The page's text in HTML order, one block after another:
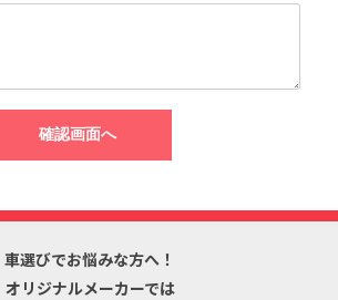
車選びでお悩みな方へ！
オリジナルメーカーでは